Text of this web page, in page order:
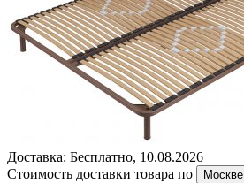
Доставка: Бесплатно, 10.08.2026
Стоимость доставки товара по
Москве